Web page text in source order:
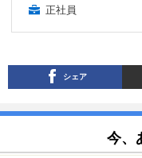
正社員
シェア
今、